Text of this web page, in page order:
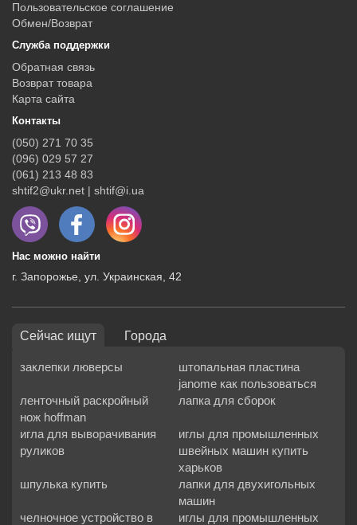
Пользовательское соглашение
Обмен/Возврат
Служба поддержки
Обратная связь
Возврат товара
Карта сайта
Контакты
(050) 271 70 35
(096) 029 57 27
(061) 213 48 83
shtif2@ukr.net | shtif@i.ua
Нас можно найти
г. Запорожье, ул. Украинская, 42
Сейчас ищут Города
заклепки люверсы
штопальная пластина
janome как пользоваться
ленточный раскройный
нож hoffman
лапка для сборок
игла для выворачивания
руликов
иглы для промышленных
швейных машин купить
харьков
шпулька купить
лапки для двухигольных
машин
челночное устройство в
иглы для промышленных